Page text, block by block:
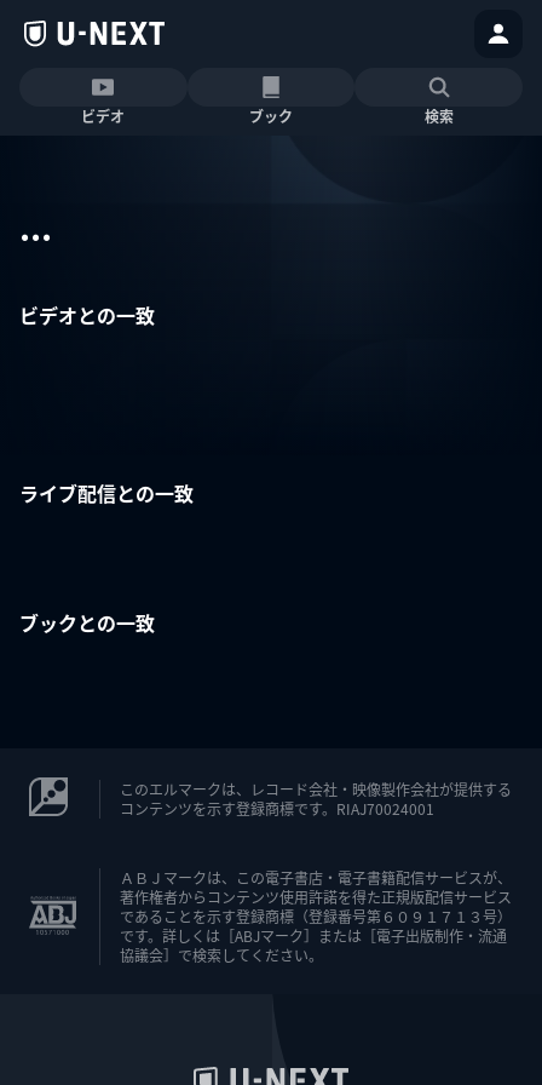
ビデオ ブック 検索
...
ビデオとの一致
ライブ配信との一致
ブックとの一致
このエルマークは、レコード会社・映像製作会社が提供する
コンテンツを示す登録商標です。RIAJ70024001
ＡＢＪマークは、この電子書店・電子書籍配信サービスが、
著作権者からコンテンツ使用許諾を得た正規版配信サービス
であることを示す登録商標（登録番号第６０９１７１３号）
です。詳しくは［ABJマーク］または［電子出版制作・流通
協議会］で検索してください。